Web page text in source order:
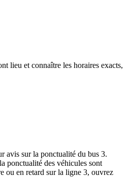
lieu et connaître les horaires exacts,
avis sur la ponctualité du bus 3.
ponctualité des véhicules sont
ou en retard sur la ligne 3, ouvrez